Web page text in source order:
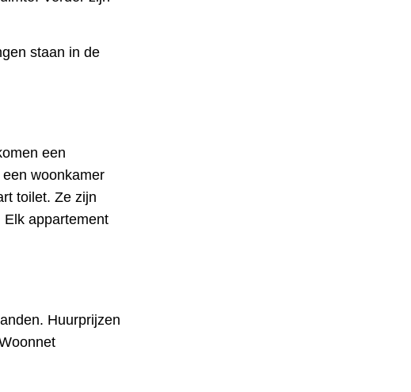
staan in de
een
woonkamer
toilet. Ze zijn
Elk appartement
Huurprijzen